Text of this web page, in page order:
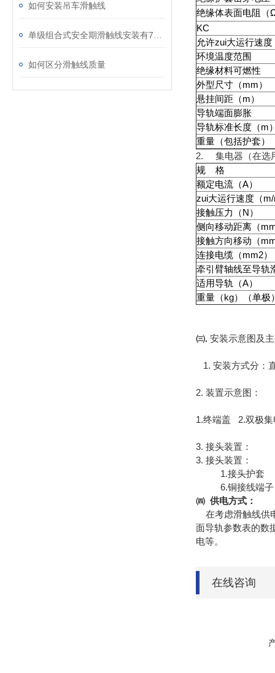
如何安装吊车滑触线
如何区分滑触线质量
绝缘体表面电阻（
KC
允许zui大运行速
环境温度范围
绝缘材料可燃性
外型尺寸（mm）
悬挂间距（m）
导轨端面膨胀
导轨标准长度（m
重量（包括护套）
2. 集电器（在选
规 格
额定电流（A）
zui大运行速度（
接触压力（N）
侧向移动距离（
接触方向移动（
连接电缆（mm2）
牵引臂轴线至导轨
适用导轨（A）
重量（kg）（单极
㈢. 安装示意图及
1. 安装方式分：
2. 装置示意图：
1.终端盖 2.双极
3. 接头装置：
3. 接头装置：
1.接头护套 2.
6.铜接线端子
㈣ 供电方式：
在考虑滑触线供
面导轨参数表的
电等。
在线咨询